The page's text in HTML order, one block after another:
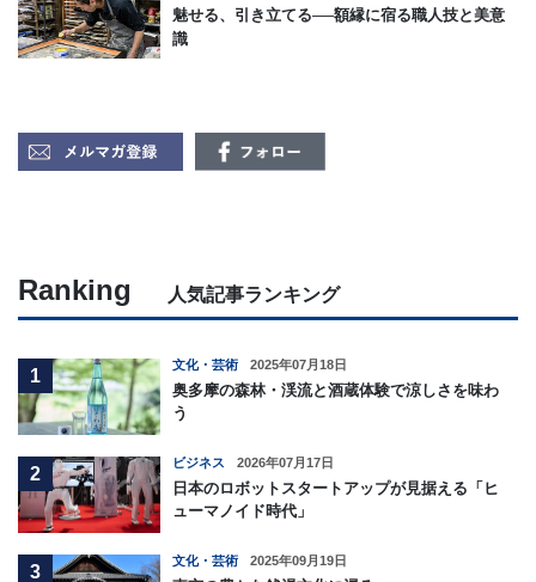
魅せる、引き立てる──額縁に宿る職人技と美意
識
Ranking 人気記事ランキング
1
文化・芸術 2025年07月18日
奥多摩の森林・渓流と酒蔵体験で涼しさを味わ
う
2
ビジネス 2026年07月17日
日本のロボットスタートアップが見据える「ヒ
ューマノイド時代」
3
文化・芸術 2025年09月19日